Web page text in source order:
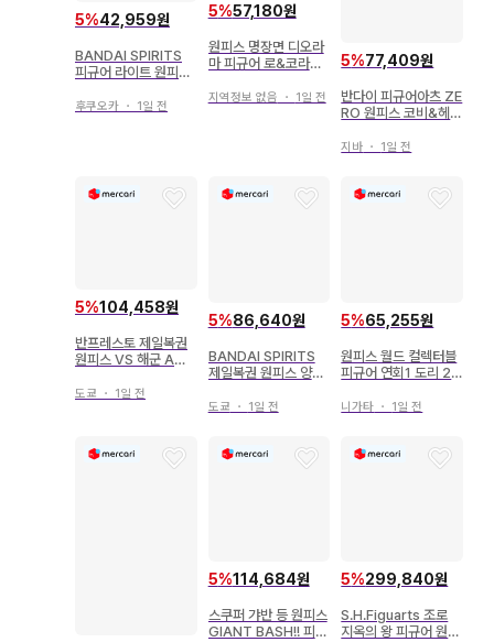
5%42,959원
BANDAI SPIRITS
피규어 라이트 원피스
후쿠오카 ・ 1일 전
5%57,180원
원피스 명장면 디오라
마 피규어 로&코라손
지역정보 없음 ・ 1일 전
5%77,409원
반다이 피규어아츠 ZE
RO 원피스 코비&헤르
지바 ・ 1일 전
5%104,458원
반프레스토 제일복권
원피스 VS 해군 A상
도쿄 ・ 1일 전
5%86,640원
BANDAI SPIRITS
제일복권 원피스 양익
피규어
도쿄 ・ 1일 전
5%65,255원
원피스 월드 컬렉터블
피규어 연회1 도리 2
니가타 ・ 1일 전
5%114,684원
스쿠퍼 갸반 등 원피스
GIANT BASH!! 피규
5%299,840원
S.H.Figuarts 조로
지옥의 왕 피규어 원피